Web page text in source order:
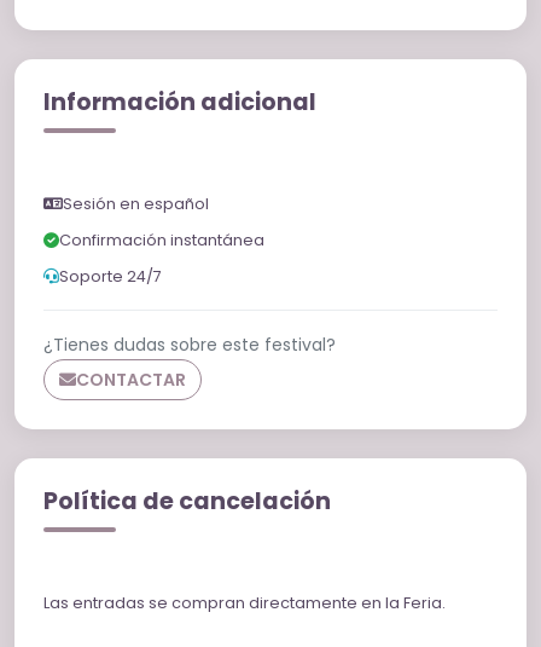
Información adicional
Sesión en español
Confirmación instantánea
Soporte 24/7
¿Tienes dudas sobre este festival?
CONTACTAR
Política de cancelación
Las entradas se compran directamente en la Feria.